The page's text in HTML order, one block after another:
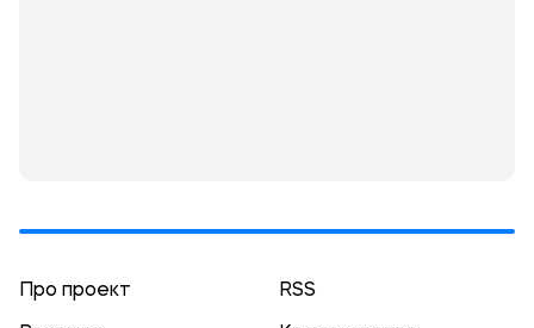
Про проект RSS